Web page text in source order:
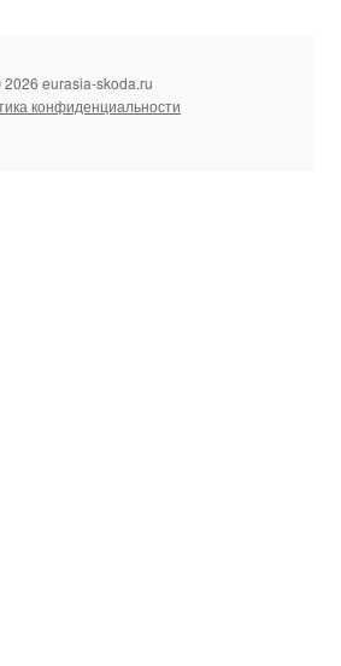
eurasia-skoda.ru
конфиденциальности